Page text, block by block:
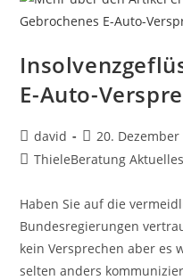
E-Auto-
david
20. Dezember
ThieleBeratung Aktuelles
Haben Sie auf die
Bundesregierungen
kein Versprechen aber es
selten anders